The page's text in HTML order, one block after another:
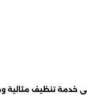
تنظيف مثالية